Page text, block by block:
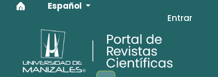
Ir al menú de navegación principal
Ir al contenido principal
Ir al pie de página del sitio
Idioma
Español
Entrar